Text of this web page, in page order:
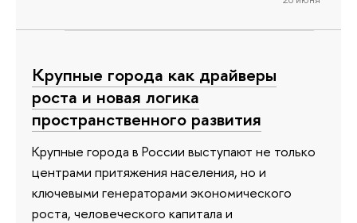
Крупные города как драйверы
роста и новая логика
пространственного развития
Крупные города в России выступают не только
центрами притяжения населения, но и
ключевыми генераторами экономического
роста, человеческого капитала и